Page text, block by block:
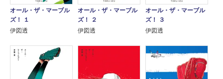
オール・ザ・マーブル
ズ！ １
伊図透
オール・ザ・マーブル
ズ！ ２
伊図透
オール・ザ・マーブル
ズ！ ３
伊図透